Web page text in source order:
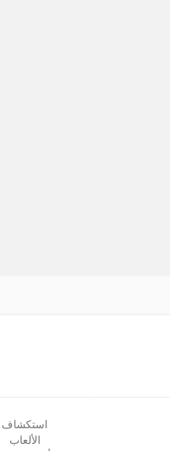
استكشاف
الألعاب